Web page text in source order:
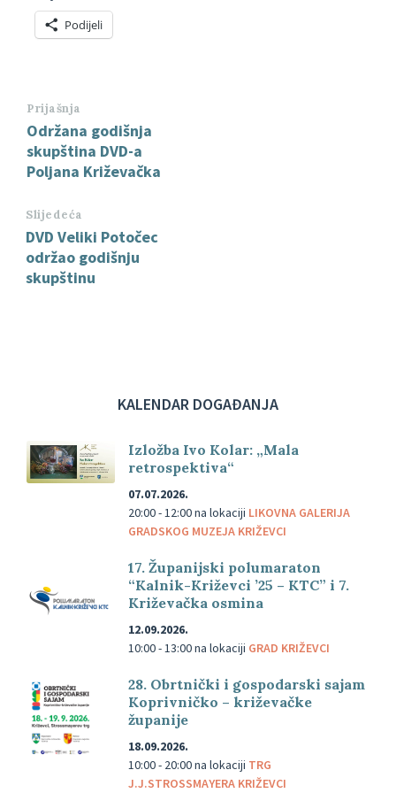
Podijeli
Prijašnja
Održana godišnja
skupština DVD-a
Poljana Križevačka
Slijedeća
DVD Veliki Potočec
održao godišnju
skupštinu
KALENDAR DOGAĐANJA
Izložba Ivo Kolar: „Mala
retrospektiva“
07.07.2026.
20:00 - 12:00na lokaciji LIKOVNA GALERIJA
GRADSKOG MUZEJA KRIŽEVCI
17. Županijski polumaraton
“Kalnik-Križevci ’25 – KTC” i 7.
Križevačka osmina
12.09.2026.
10:00 - 13:00na lokaciji GRAD KRIŽEVCI
28. Obrtnički i gospodarski sajam
Koprivničko – križevačke
županije
18.09.2026.
10:00 - 20:00na lokaciji TRG
J.J.STROSSMAYERA KRIŽEVCI